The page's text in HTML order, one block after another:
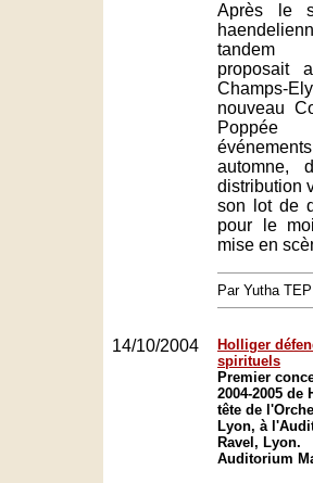
Après le
tandem
proposait
Champs-
nouveau
automne,
distribution
son lot de
pour le
mise en
Par Yutha TEP
14/10/2004
Holliger
spirituels
Premier
2004-2005 de
tête de
Lyon, à
Ravel, Lyon.
Auditorium